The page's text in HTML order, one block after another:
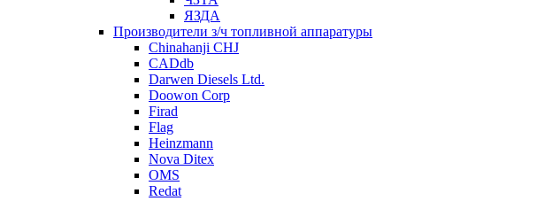
ЯЗДА
Производители з/ч топливной аппаратуры
Chinahanji CHJ
CADdb
Darwen Diesels Ltd.
Doowon Corp
Firad
Flag
Heinzmann
Nova Ditex
OMS
Redat